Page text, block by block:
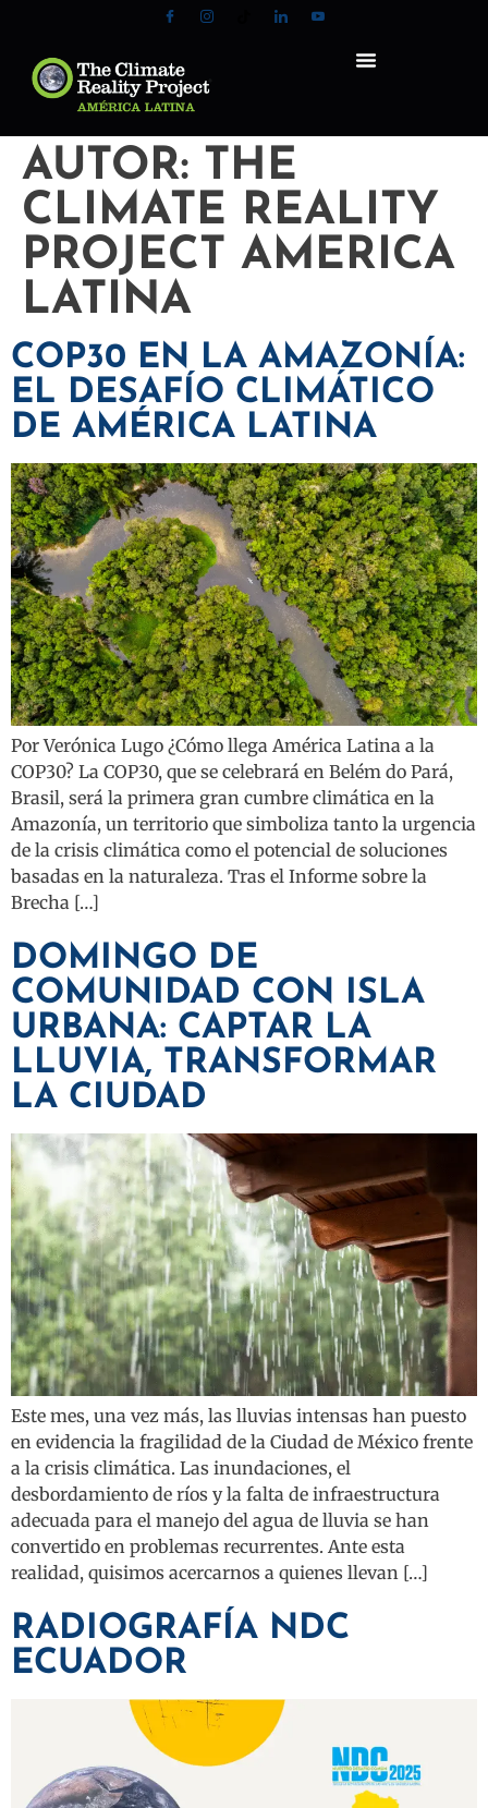
AUTOR: THE
CLIMATE REALITY
PROJECT AMERICA
LATINA
COP30 EN LA AMAZONÍA:
EL DESAFÍO CLIMÁTICO
DE AMÉRICA LATINA
Por Verónica Lugo ¿Cómo llega América Latina a la
COP30? La COP30, que se celebrará en Belém do Pará,
Brasil, será la primera gran cumbre climática en la
Amazonía, un territorio que simboliza tanto la urgencia
de la crisis climática como el potencial de soluciones
basadas en la naturaleza. Tras el Informe sobre la
Brecha […]
DOMINGO DE
COMUNIDAD CON ISLA
URBANA: CAPTAR LA
LLUVIA, TRANSFORMAR
LA CIUDAD
Este mes, una vez más, las lluvias intensas han puesto
en evidencia la fragilidad de la Ciudad de México frente
a la crisis climática. Las inundaciones, el
desbordamiento de ríos y la falta de infraestructura
adecuada para el manejo del agua de lluvia se han
convertido en problemas recurrentes. Ante esta
realidad, quisimos acercarnos a quienes llevan […]
RADIOGRAFÍA NDC
ECUADOR